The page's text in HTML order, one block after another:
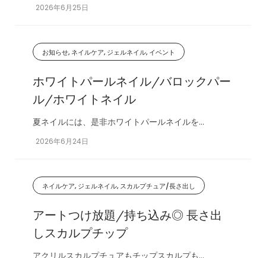
2026年6月25日
お知らせ, ネイルケア, ジェルネイル, イベント
ホワイトパールネイル/バロックパー
ル/ホワイトネイル
夏ネイルには、是非ホワイトパールネイルを...
2026年6月24日
ネイルケア, ジェルネイル, スカルプチュア/長さ出し
アートつけ放題/持ち込み◎ 長さ出
しスカルプチップ
アクリルスカルプチュアもチップスカルプも...